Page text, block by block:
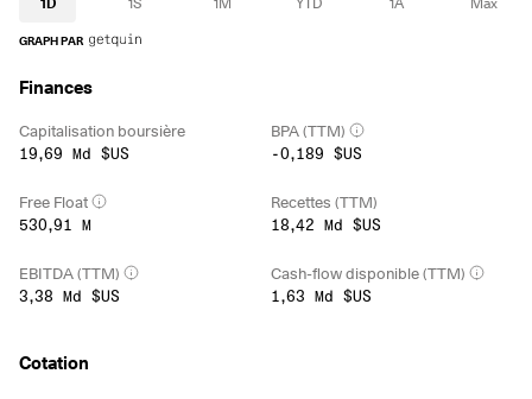
GRAPH PAR
Finances
Capitalisation boursière
19,69 Md $US
BPA (TTM)
-0,189 $US
Free Float
530,91 M
Recettes (TTM)
18,42 Md $US
EBITDA (TTM)
3,38 Md $US
Cash-flow disponible (TTM)
1,63 Md $US
Cotation